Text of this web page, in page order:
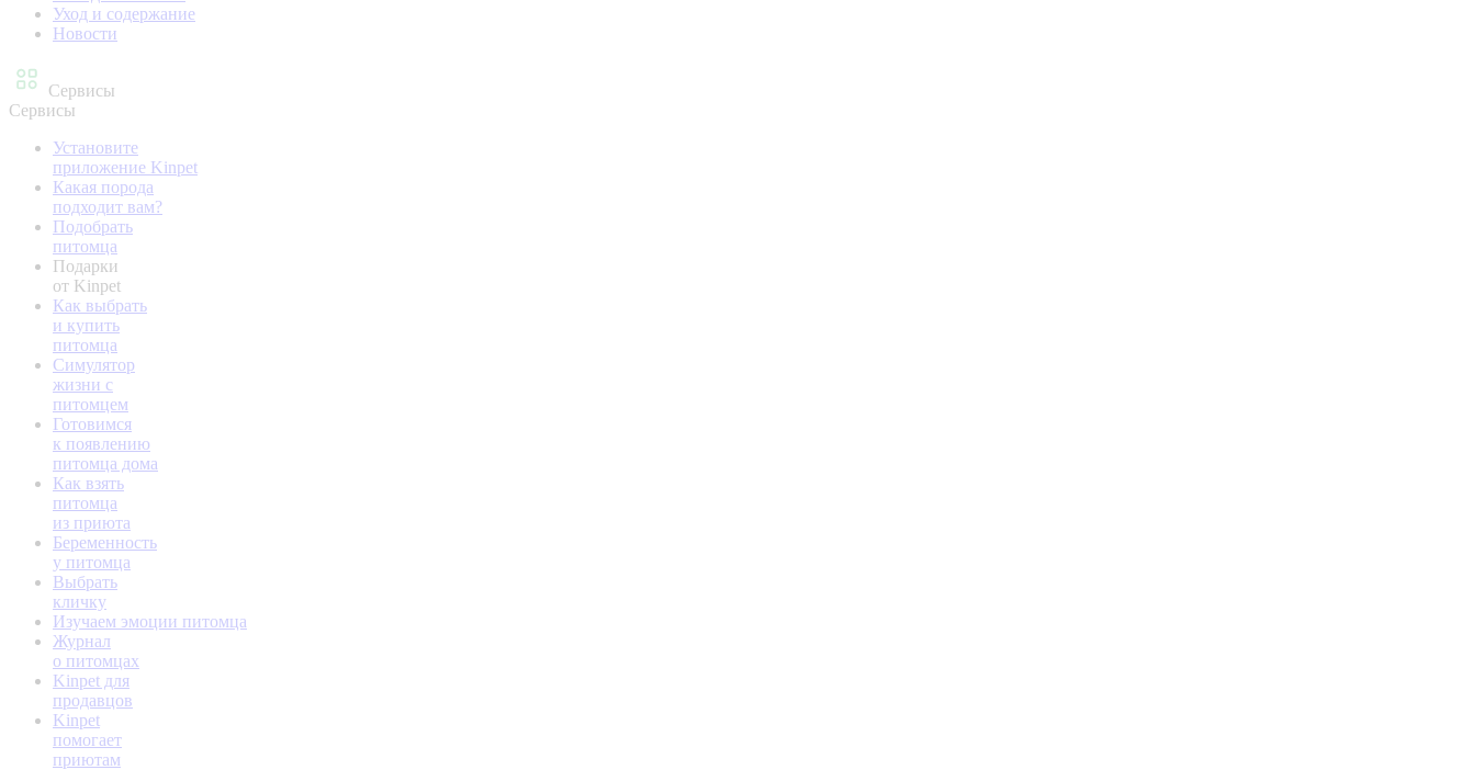
Уход и содержание
Новости
Сервисы
Сервисы
Установите
приложение Kinpet
Какая порода
подходит вам?
Подобрать
питомца
Подарки
от Kinpet
Как выбрать
и купить
питомца
Симулятор
жизни с
питомцем
Готовимся
к появлению
питомца дома
Как взять
питомца
из приюта
Беременность
у питомца
Выбрать
кличку
Изучаем эмоции питомца
Журнал
о питомцах
Kinpet для
продавцов
Kinpet
помогает
приютам